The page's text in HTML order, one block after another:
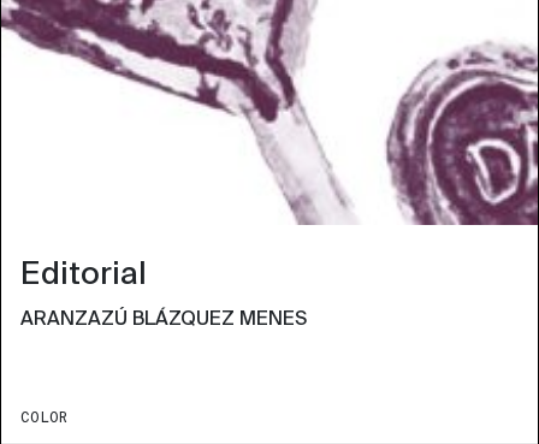
Editorial
ARANZAZÚ BLÁZQUEZ MENES
COLOR